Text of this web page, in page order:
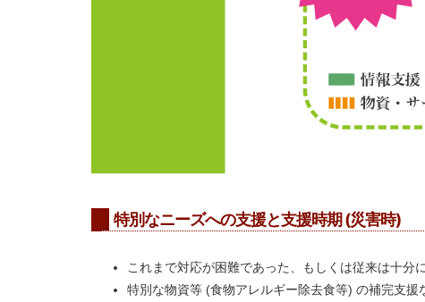
特別なニーズへの支援と支援時期 (災害時)
これまで対応が困難であった、もしくは従来は十分
特別な物資等 (食物アレルギー除去食等) の補完支援